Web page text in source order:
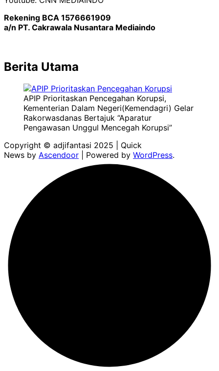
Rekening BCA 1576661909
a/n PT. Cakrawala Nusantara Mediaindo
Berita Utama
APIP Prioritaskan Pencegahan Korupsi,
Kementerian Dalam Negeri(Kemendagri) Gelar
Rakorwasdanas Bertajuk “Aparatur
Pengawasan Unggul Mencegah Korupsi”
Copyright © adjifantasi 2025 | Quick
News by Ascendoor | Powered by WordPress.